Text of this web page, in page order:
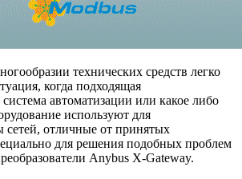
технических средств легко
когда подходящая
автоматизации или какое либо
используют для
отличные от принятых
для решения подобных проблем
Anybus X-Gateway.